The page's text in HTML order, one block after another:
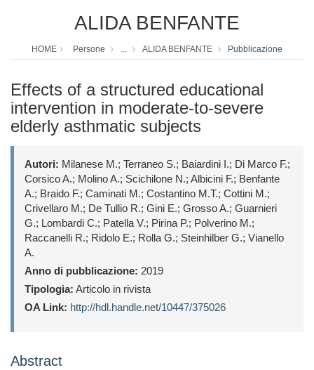
ALIDA BENFANTE
HOME Persone ... ALIDA BENFANTE Pubblicazione
Effects of a structured educational
intervention in moderate-to-severe
elderly asthmatic subjects
Autori: Milanese M.; Terraneo S.; Baiardini I.; Di Marco F.;
Corsico A.; Molino A.; Scichilone N.; Albicini F.; Benfante
A.; Braido F.; Caminati M.; Costantino M.T.; Cottini M.;
Crivellaro M.; De Tullio R.; Gini E.; Grosso A.; Guarnieri
G.; Lombardi C.; Patella V.; Pirina P.; Polverino M.;
Raccanelli R.; Ridolo E.; Rolla G.; Steinhilber G.; Vianello
A.
Anno di pubblicazione: 2019
Tipologia: Articolo in rivista
OA Link: http://hdl.handle.net/10447/375026
Abstract